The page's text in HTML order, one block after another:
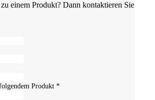
einem Produkt? Dann kontaktieren Sie
Produkt *